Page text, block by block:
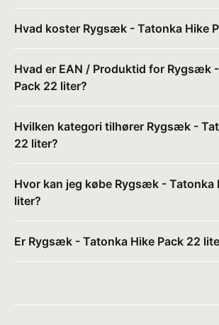
Hvad koster Rygsæk - Tatonka Hike
Hvad er EAN / Produktid for Rygsæk
Pack 22 liter?
Hvilken kategori tilhører Rygsæk -
22 liter?
Hvor kan jeg købe Rygsæk - Tatonka
liter?
Er Rygsæk - Tatonka Hike Pack 22